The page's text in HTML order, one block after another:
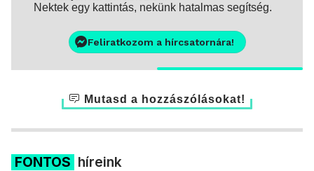
Nektek egy kattintás, nekünk hatalmas segítség.
Feliratkozom a hírcsatornára!
Mutasd a hozzászólásokat!
FONTOS híreink